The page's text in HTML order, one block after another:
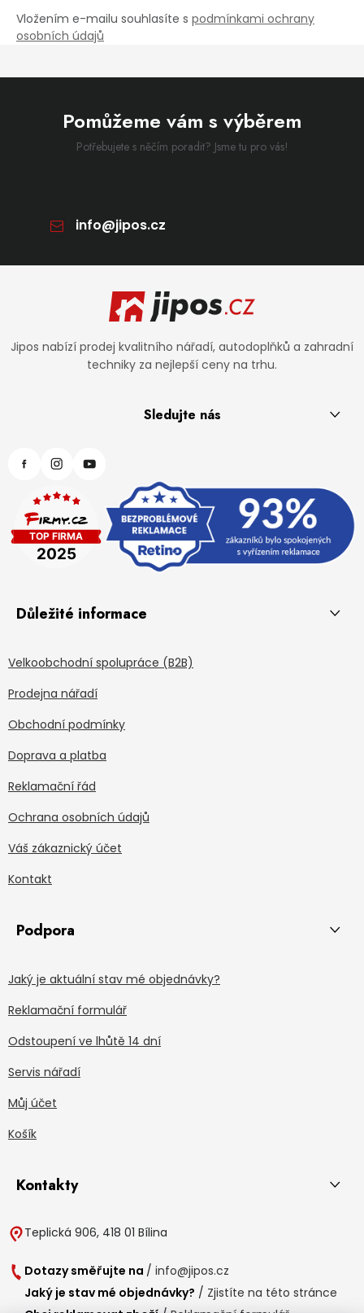
Vložením e-mailu souhlasíte s podmínkami ochrany
osobních údajů
Pomůžeme vám s výběrem
Potřebujete s něčím poradit? Jsme tu pro vás!
info@jipos.cz
Jipos nabízí prodej kvalitního nářadí, autodoplňků a zahradní
techniky za nejlepší ceny na trhu.
Sledujte nás
Důležité informace
Velkoobchodní spolupráce (B2B)
Prodejna nářadí
Obchodní podmínky
Doprava a platba
Reklamační řád
Ochrana osobních údajů
Váš zákaznický účet
Kontakt
Podpora
Jaký je aktuální stav mé objednávky?
Reklamační formulář
Odstoupení ve lhůtě 14 dní
Servis nářadí
Můj účet
Košík
Kontakty
Teplická 906, 418 01 Bílina
Dotazy směřujte na / info@jipos.cz
Jaký je stav mé objednávky? / Zjistíte na této stránce